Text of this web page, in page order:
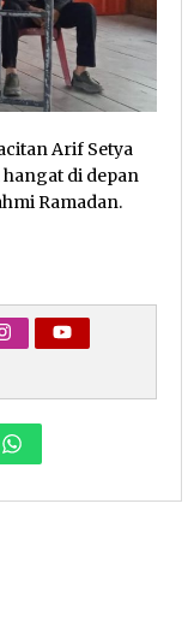
Arif Setya
di depan
Ramadan.